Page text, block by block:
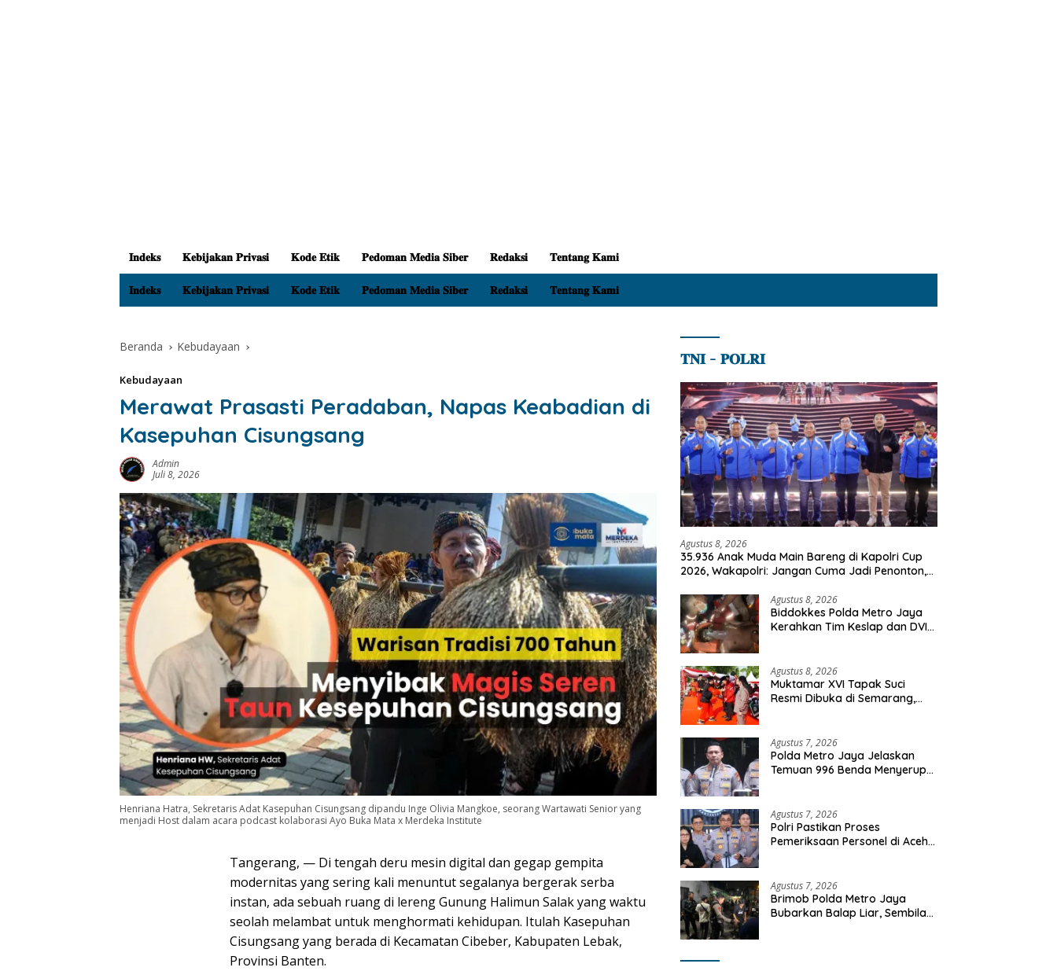
𝐈𝐧𝐝𝐞𝐤𝐬 𝐊𝐞𝐛𝐢𝐣𝐚𝐤𝐚𝐧 𝐏𝐫𝐢𝐯𝐚𝐬𝐢 𝐊𝐨𝐝𝐞 𝐄𝐭𝐢𝐤 𝐏𝐞𝐝𝐨𝐦𝐚𝐧 𝐌𝐞𝐝𝐢𝐚 𝐒𝐢𝐛𝐞𝐫 𝐑𝐞𝐝𝐚𝐤𝐬𝐢 𝐓𝐞𝐧𝐭𝐚𝐧𝐠 𝐊𝐚𝐦𝐢
𝐈𝐧𝐝𝐞𝐤𝐬 𝐊𝐞𝐛𝐢𝐣𝐚𝐤𝐚𝐧 𝐏𝐫𝐢𝐯𝐚𝐬𝐢 𝐊𝐨𝐝𝐞 𝐄𝐭𝐢𝐤 𝐏𝐞𝐝𝐨𝐦𝐚𝐧 𝐌𝐞𝐝𝐢𝐚 𝐒𝐢𝐛𝐞𝐫 𝐑𝐞𝐝𝐚𝐤𝐬𝐢 𝐓𝐞𝐧𝐭𝐚𝐧𝐠 𝐊𝐚𝐦𝐢
Beranda Kebudayaan
Kebudayaan
Merawat Prasasti Peradaban, Napas Keabadian di
Kasepuhan Cisungsang
Admin
Juli 8, 2026
Henriana Hatra, Sekretaris Adat Kasepuhan Cisungsang dipandu Inge Olivia Mangkoe, seorang Wartawati Senior yang
menjadi Host dalam acara podcast kolaborasi Ayo Buka Mata x Merdeka Institute
Tangerang, — Di tengah deru mesin digital dan gegap gempita
modernitas yang sering kali menuntut segalanya bergerak serba
instan, ada sebuah ruang di lereng Gunung Halimun Salak yang waktu
seolah melambat untuk menghormati kehidupan. Itulah Kasepuhan
Cisungsang yang berada di Kecamatan Cibeber, Kabupaten Lebak,
Provinsi Banten.
𝐓𝐍𝐈 – 𝐏𝐎𝐋𝐑𝐈
Agustus 8, 2026
35.936 Anak Muda Main Bareng di Kapolri Cup
2026, Wakapolri: Jangan Cuma Jadi Penonton,
Agustus 8, 2026
Biddokkes Polda Metro Jaya
Kerahkan Tim Keslap dan DVI
Agustus 8, 2026
Muktamar XVI Tapak Suci
Resmi Dibuka di Semarang,
Agustus 7, 2026
Polda Metro Jaya Jelaskan
Temuan 996 Benda Menyerupai
Agustus 7, 2026
Polri Pastikan Proses
Pemeriksaan Personel di Aceh
Agustus 7, 2026
Brimob Polda Metro Jaya
Bubarkan Balap Liar, Sembilan